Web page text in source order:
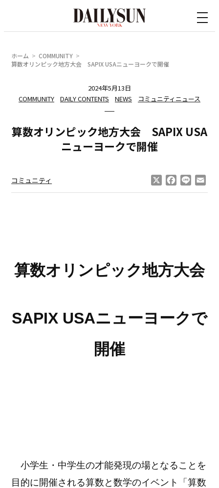
ホーム
COMMUNITY
算数オリンピック地方大会 SAPIX USAニューヨークで開催
2024年5月13日
COMMUNITY
DAILY CONTENTS NEWS コミュニティニュース
算数オリンピック地方大会 SAPIX USA
ニューヨークで開催
コミュニティ Facebook
Line
算数オリンピック地方大会
SAPIX USAニューヨークで
開催
小学生・中学生の才能発現の場となることを
目的に開催される算数と数学のイベント「算数